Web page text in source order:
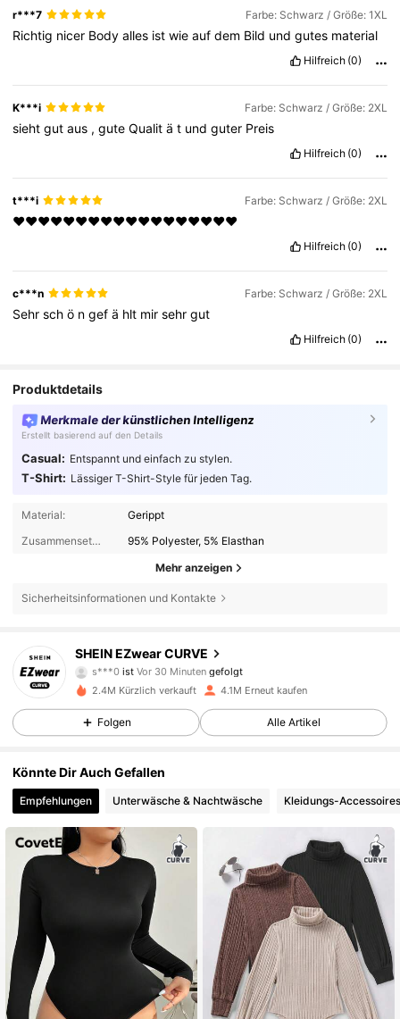
r***7 Farbe: Schwarz / Größe: 1XL
Richtig nicer Bodyalles istwieaufdem Bild undgutes material
Hilfreich (0)
K***i Farbe: Schwarz / Größe: 2XL
siehtgutaus ,guteQualität undguter Preis
Hilfreich (0)
t***i Farbe: Schwarz / Größe: 2XL
❤️❤️❤️❤️❤️❤️❤️❤️❤️❤️❤️❤️❤️❤️❤️❤️❤️❤️
Hilfreich (0)
c***n Farbe: Schwarz / Größe: 2XL
Sehrschö ngefä hlt mirsehrgut
Hilfreich (0)
Produktdetails
Merkmale der künstlichen Intelligenz
Erstellt basierend auf den Details
Casual: Entspannt und einfach zu stylen.
T-Shirt: Lässiger T-Shirt-Style für jeden Tag.
Material:
Gerippt
Zusammensetzung:
95% Polyester, 5% Elasthan
Mehr anzeigen
Sicherheitsinformationen und Kontakte
SHEIN EZwear CURVE
s***0 ist Vor 30 Minutengefolgt
398K Follower
398K Follower
398K Follower
2.4M Kürzlich verkauft 4.1M Erneut kaufen
Folgen Alle Artikel
Könnte Dir Auch Gefallen
Empfehlungen Unterwäsche & Nachtwäsche Kleidungs-Accessoires